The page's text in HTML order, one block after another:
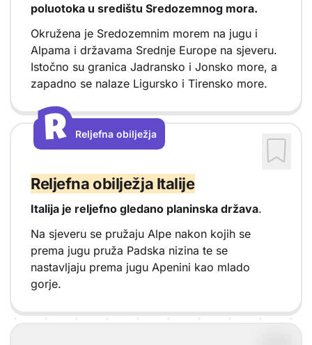
poluotoka u središtu Sredozemnog mora.
Okružena je Sredozemnim morem na jugu i
Alpama i državama Srednje Europe na sjeveru.
Istočno su granica Jadransko i Jonsko more, a
zapadno se nalaze Ligursko i Tirensko more.
R
R
Reljefna obilježja
Reljefna obilježja Italije
Italija je reljefno gledano planinska država.
Na sjeveru se pružaju Alpe nakon kojih se
prema jugu pruža Padska nizina te se
nastavljaju prema jugu Apenini kao mlado
gorje.